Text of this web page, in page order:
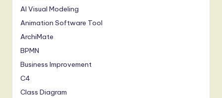
AI Visual Modeling
Animation Software Tool
ArchiMate
BPMN
Business Improvement
C4
Class Diagram